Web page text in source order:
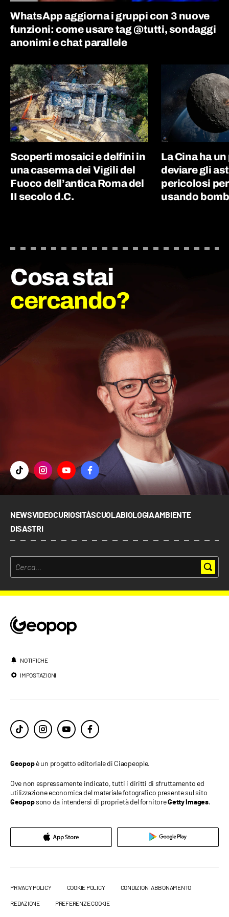
WhatsApp aggiorna i gruppi con 3 nuove
funzioni: come usare tag @tutti, sondaggi
anonimi e chat parallele
Scoperti mosaici e delfini in
una caserma dei Vigili del
Fuoco dell’antica Roma del
II secolo d.C.
La Cina ha
deviare gli
pericolosi per
usando
Cosa stai
cercando?
NEWSVIDEOCURIOSITÀSCUOLABIOLOGIAAMBIENTE
DISASTRI
NOTIFICHE
IMPOSTAZIONI
Geopopè un progetto editoriale di Ciaopeople.
Ove non espressamente indicato, tutti i diritti di sfruttamento ed
utilizzazione economica del materiale fotografico presente sul sito
Geopopsono da intendersi di proprietà del fornitoreGetty Images.
PRIVACY POLICY COOKIE POLICY CONDIZIONI ABBONAMENTO
REDAZIONE PREFERENZE COOKIE